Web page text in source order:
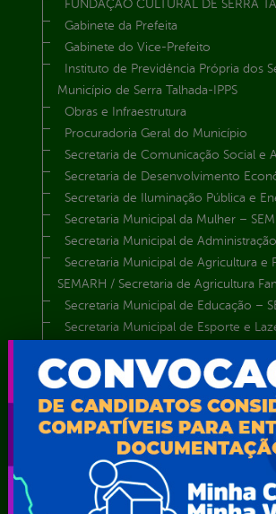
FUNDAÇÃO CULTURAL DE SERRA
Gabinete da Prefeita
Gabinete do Vice-Prefeito
Instituto de Previdência Própria dos
Município de Serra Talhada-IPPS
Obras e Infraestrutura
Procuradoria Geral do Município
Secretaria de Comunicação Social e
Secretaria de Desenvolvimento
Secretaria de Iluminação Pública e
Secretaria Municipal da Mulher –
Secretaria Municipal de
Secretaria Municipal de Agricultura e
SEMARH / Secretaria de Agricultura
Secretaria Municipal de Educação –
Secretaria Municipal de Esporte e
Secretaria Municipal de Governo –
Secretaria Municipal de Meio
Secretaria Municipal de Planejamento
Secretaria Municipal de Relações
Secretaria Municipal de Saúde – SMS
Secretaria Municipal de Serviços
Superintendência de Trânsito e